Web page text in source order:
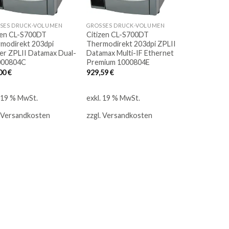
DRUCK-VOLUMEN
CL-S700DT
203dpi
ZPLII Datamax Dual-
€
% MwSt.
Versandkosten
GROSSES DRUCK-VOLUMEN
Citizen CL-S700DT
Thermodirekt 203dpi ZPLII
Datamax Multi-IF Ethernet
Premium 1000804E
929,59€
exkl. 19 % MwSt.
zzgl.Versandkosten